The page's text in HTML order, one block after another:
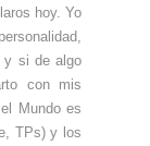
hoy. Yo
y si de algo
con mis
Mundo es
TPs) y los